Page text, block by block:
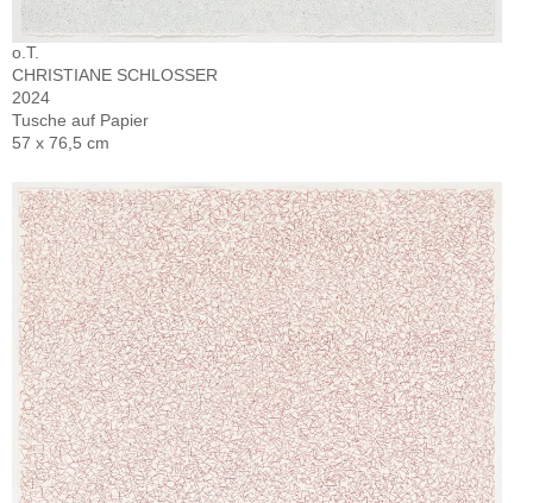
o.T.
CHRISTIANE SCHLOSSER
2024
Tusche auf Papier
57 x 76,5 cm